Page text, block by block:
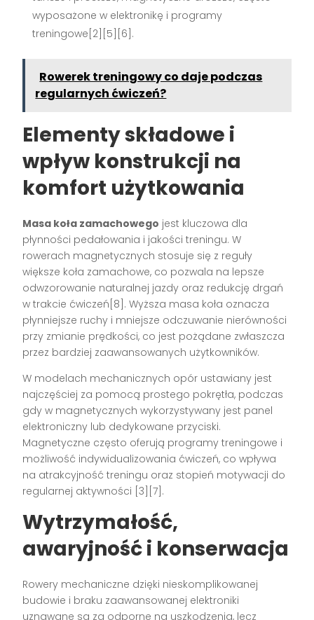
wyposażone w elektronikę i programy
treningowe[2][5][6].
Rowerek treningowy co daje podczas
regularnych ćwiczeń?
Elementy składowe i
wpływ konstrukcji na
komfort użytkowania
Masa koła zamachowego jest kluczowa dla
płynności pedałowania i jakości treningu. W
rowerach magnetycznych stosuje się z reguły
większe koła zamachowe, co pozwala na lepsze
odwzorowanie naturalnej jazdy oraz redukcję drgań
w trakcie ćwiczeń[8]. Wyższa masa koła oznacza
płynniejsze ruchy i mniejsze odczuwanie nierówności
przy zmianie prędkości, co jest pożądane zwłaszcza
przez bardziej zaawansowanych użytkowników.
W modelach mechanicznych opór ustawiany jest
najczęściej za pomocą prostego pokrętła, podczas
gdy w magnetycznych wykorzystywany jest panel
elektroniczny lub dedykowane przyciski.
Magnetyczne często oferują programy treningowe i
możliwość indywidualizowania ćwiczeń, co wpływa
na atrakcyjność treningu oraz stopień motywacji do
regularnej aktywności [3][7].
Wytrzymałość,
awaryjność i konserwacja
Rowery mechaniczne dzięki nieskomplikowanej
budowie i braku zaawansowanej elektroniki
uznawane są za odporne na uszkodzenia, lecz